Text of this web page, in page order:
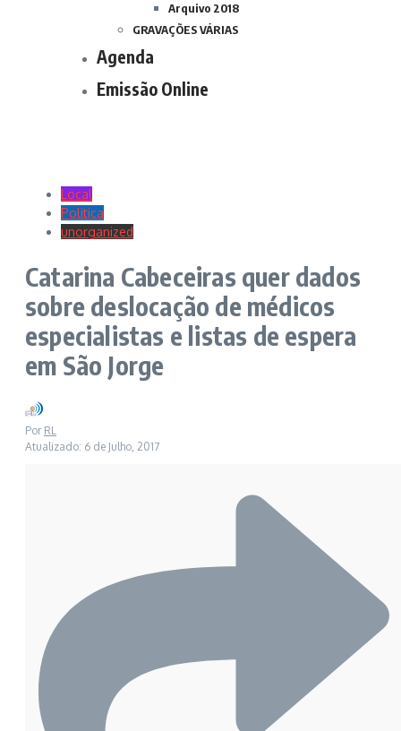
Arquivo 2018
GRAVAÇÕES VÁRIAS
Agenda
Emissão Online
Local
Politica
unorganized
Catarina Cabeceiras quer dados
sobre deslocação de médicos
especialistas e listas de espera
em São Jorge
Por RL
Atualizado: 6 de Julho, 2017